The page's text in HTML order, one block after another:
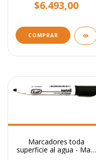
$6.493,00
Marcadores toda
superficie al agua - Mark